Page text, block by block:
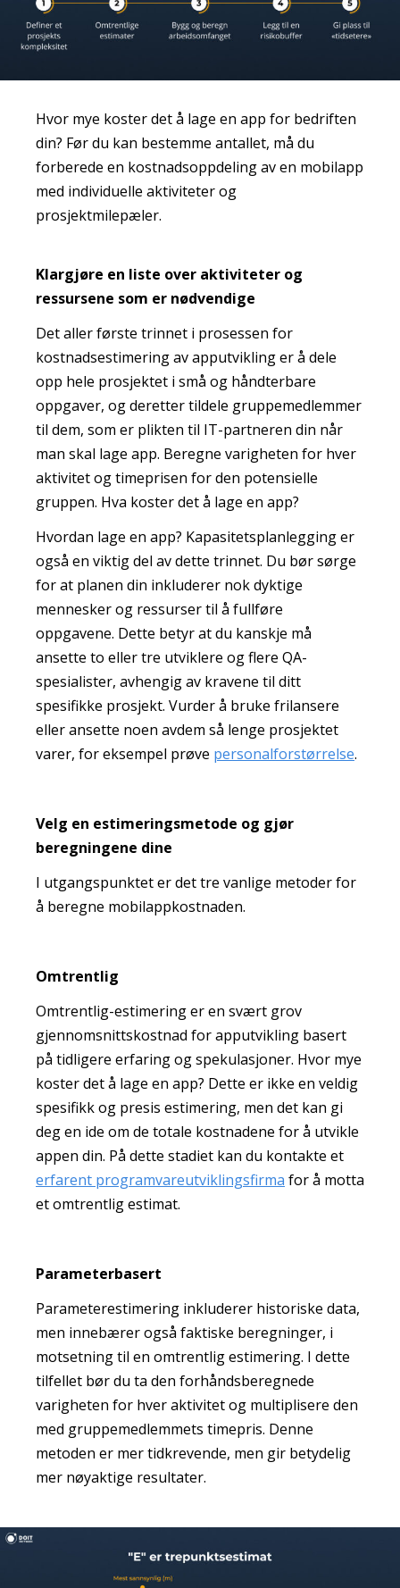
Hvor mye koster det å lage en app for bedriften
din? Før du kan bestemme antallet, må du
forberede en kostnadsoppdeling av en mobilapp
med individuelle aktiviteter og
prosjektmilepæler.
Klargjøre en liste over aktiviteter og
ressursene som er nødvendige
Det aller første trinnet i prosessen for
kostnadsestimering av apputvikling er å dele
opp hele prosjektet i små og håndterbare
oppgaver, og deretter tildele gruppemedlemmer
til dem, som er plikten til IT-partneren din når
man skal lage app. Beregne varigheten for hver
aktivitet og timeprisen for den potensielle
gruppen. Hva koster det å lage en app?
Hvordan lage en app? Kapasitetsplanlegging er
også en viktig del av dette trinnet. Du bør sørge
for at planen din inkluderer nok dyktige
mennesker og ressurser til å fullføre
oppgavene. Dette betyr at du kanskje må
ansette to eller tre utviklere og flere QA-
spesialister, avhengig av kravene til ditt
spesifikke prosjekt. Vurder å bruke frilansere
eller ansette noen avdem så lenge prosjektet
varer, for eksempel prøve personalforstørrelse.
Velg en estimeringsmetode og gjør
beregningene dine
I utgangspunktet er det tre vanlige metoder for
å beregne mobilappkostnaden.
Omtrentlig
Omtrentlig-estimering er en svært grov
gjennomsnittskostnad for apputvikling basert
på tidligere erfaring og spekulasjoner. Hvor mye
koster det å lage en app? Dette er ikke en veldig
spesifikk og presis estimering, men det kan gi
deg en ide om de totale kostnadene for å utvikle
appen din. På dette stadiet kan du kontakte et
erfarent programvareutviklingsfirma for å motta
et omtrentlig estimat.
Parameterbasert
Parameterestimering inkluderer historiske data,
men innebærer også faktiske beregninger, i
motsetning til en omtrentlig estimering. I dette
tilfellet bør du ta den forhåndsberegnede
varigheten for hver aktivitet og multiplisere den
med gruppemedlemmets timepris. Denne
metoden er mer tidkrevende, men gir betydelig
mer nøyaktige resultater.